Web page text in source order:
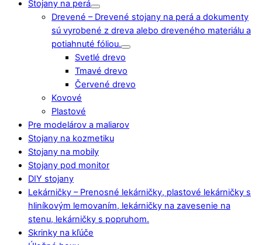
Stojany na perá
Drevené – Drevené stojany na perá a dokumenty
sú vyrobené z dreva alebo dreveného materiálu a
potiahnuté fóliou.
Svetlé drevo
Tmavé drevo
Červené drevo
Kovové
Plastové
Pre modelárov a maliarov
Stojany na kozmetiku
Stojany na mobily
Stojany pod monitor
DIY stojany
Lekárničky – Prenosné lekárničky, plastové lekárničky s
hliníkovým lemovaním, lekárničky na zavesenie na
stenu, lekárničky s popruhom.
Skrinky na kľúče